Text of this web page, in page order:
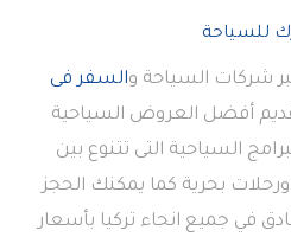
شركات السياحة والسفر فى
أفضل العروض السياحية
السياحية التى تتنوع بين
بحرية كما يمكنك الحجز
في جميع انحاء تركيا بأسعار